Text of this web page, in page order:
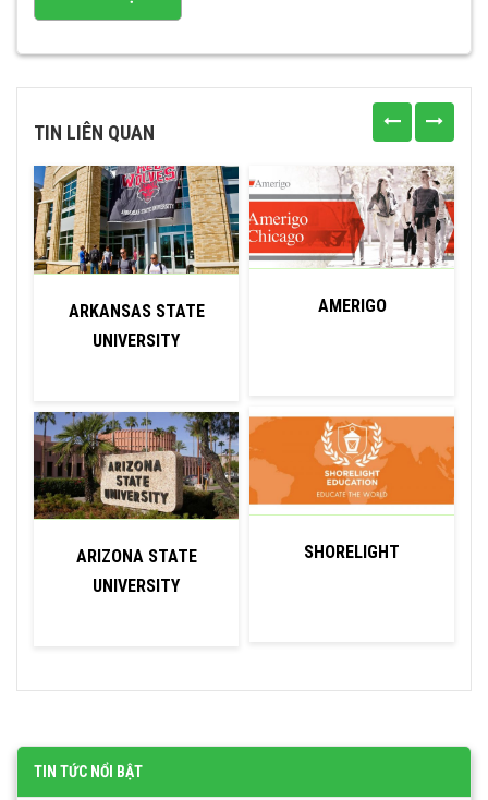
TIN LIÊN QUAN
ARKANSAS STATE
UNIVERSITY
ARIZONA STATE
UNIVERSITY
AMERIGO
SHORELIGHT
TIN TỨC NỔI BẬT